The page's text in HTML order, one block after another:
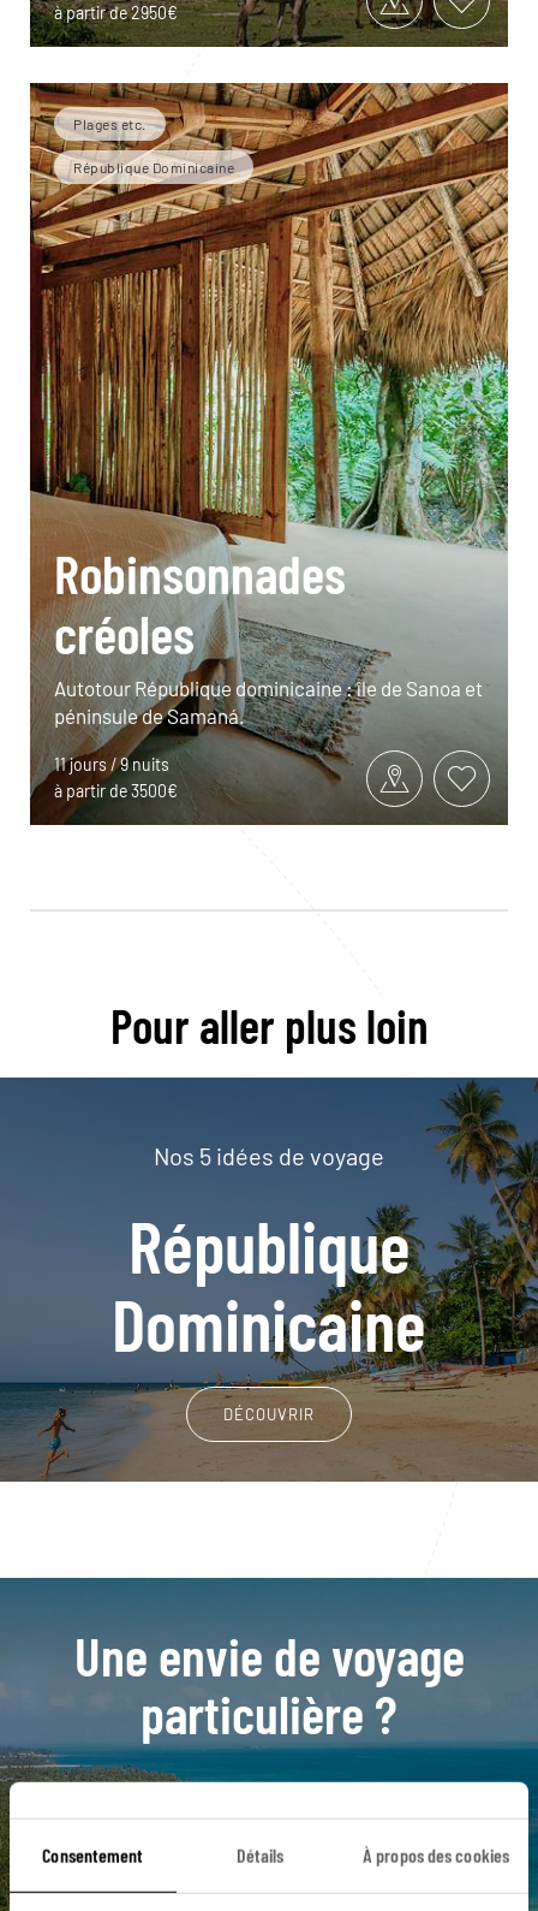
Consentement Détails À propos des cookies
à partir de 2950€
Plages etc.
République Dominicaine
Robinsonnades
créoles
Autotour République dominicaine : île de Sanoa et
péninsule de Samaná.
11 jours / 9 nuits
à partir de 3500€
Pour aller plus loin
Nos 5 idées de voyage
République
Dominicaine
DÉCOUVRIR
Une envie de voyage
particulière ?
Saint Domingue Las Galeras Puerto Plata